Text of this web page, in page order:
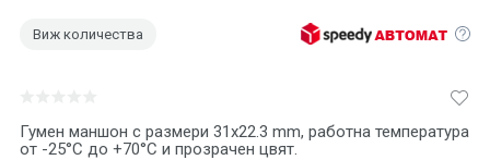
Гумен маншон с размери 31x22.3 mm, работна температура
от -25°C до +70°C и прозрачен цвят.
Виж количества